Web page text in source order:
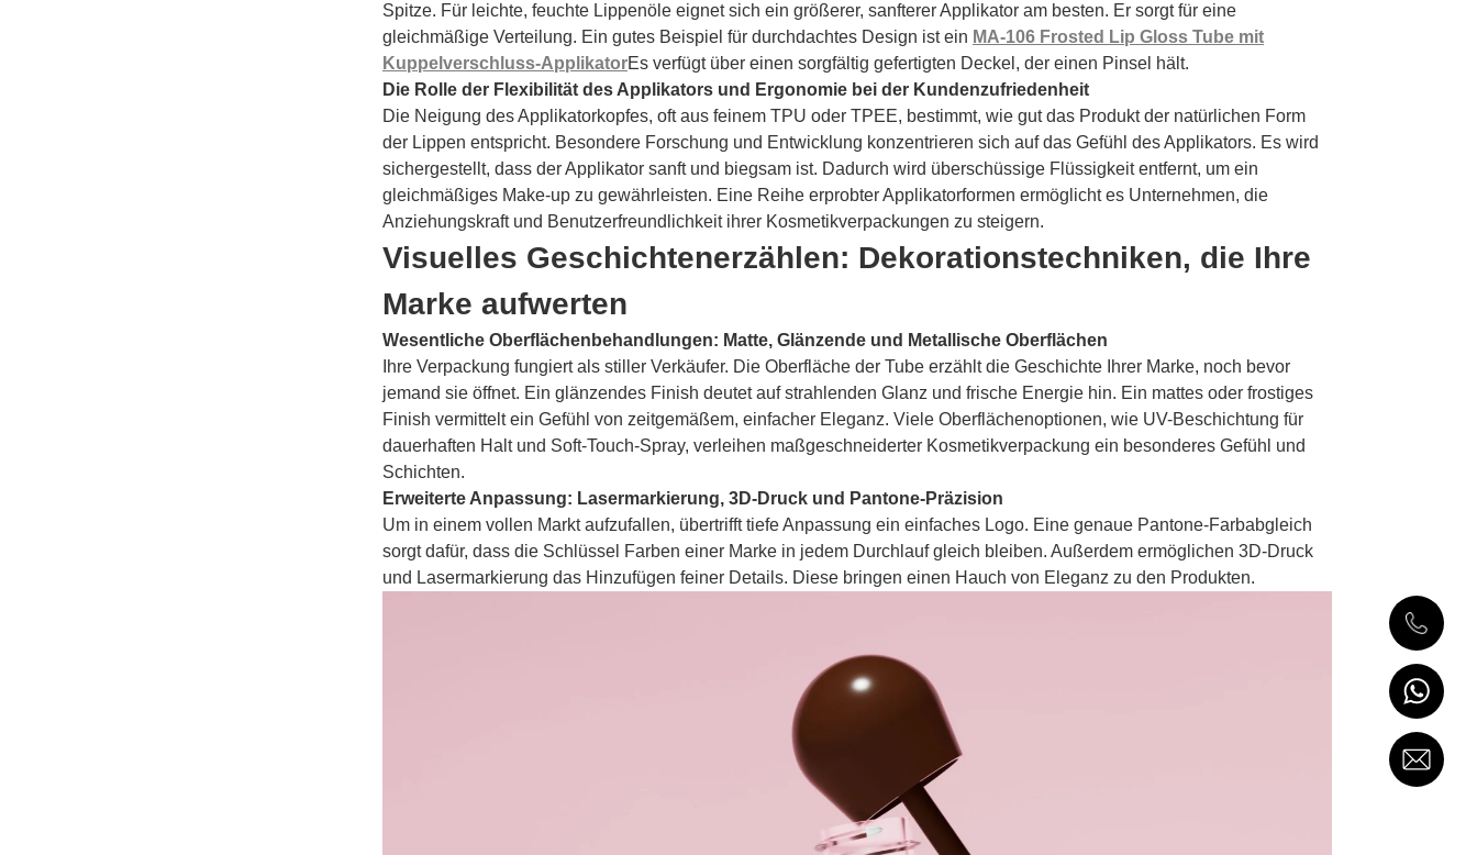
Spitze. Für leichte, feuchte Lippenöle eignet sich ein größerer, sanfterer Applikator am besten. Er sorgt für eine
gleichmäßige Verteilung. Ein gutes Beispiel für durchdachtes Design ist ein MA-106 Frosted Lip Gloss Tube mit
Kuppelverschluss-ApplikatorEs verfügt über einen sorgfältig gefertigten Deckel, der einen Pinsel hält.
Die Rolle der Flexibilität des Applikators und Ergonomie bei der Kundenzufriedenheit
Die Neigung des Applikatorkopfes, oft aus feinem TPU oder TPEE, bestimmt, wie gut das Produkt der natürlichen Form
der Lippen entspricht. Besondere Forschung und Entwicklung konzentrieren sich auf das Gefühl des Applikators. Es wird
sichergestellt, dass der Applikator sanft und biegsam ist. Dadurch wird überschüssige Flüssigkeit entfernt, um ein
gleichmäßiges Make-up zu gewährleisten. Eine Reihe erprobter Applikatorformen ermöglicht es Unternehmen, die
Anziehungskraft und Benutzerfreundlichkeit ihrer Kosmetikverpackungen zu steigern.
Visuelles Geschichtenerzählen: Dekorationstechniken, die Ihre
Marke aufwerten
Wesentliche Oberflächenbehandlungen: Matte, Glänzende und Metallische Oberflächen
Ihre Verpackung fungiert als stiller Verkäufer. Die Oberfläche der Tube erzählt die Geschichte Ihrer Marke, noch bevor
jemand sie öffnet. Ein glänzendes Finish deutet auf strahlenden Glanz und frische Energie hin. Ein mattes oder frostiges
Finish vermittelt ein Gefühl von zeitgemäßem, einfacher Eleganz. Viele Oberflächenoptionen, wie UV-Beschichtung für
dauerhaften Halt und Soft-Touch-Spray, verleihen maßgeschneiderter Kosmetikverpackung ein besonderes Gefühl und
Schichten.
Erweiterte Anpassung: Lasermarkierung, 3D-Druck und Pantone-Präzision
Um in einem vollen Markt aufzufallen, übertrifft tiefe Anpassung ein einfaches Logo. Eine genaue Pantone-Farbabgleich
sorgt dafür, dass die Schlüssel Farben einer Marke in jedem Durchlauf gleich bleiben. Außerdem ermöglichen 3D-Druck
und Lasermarkierung das Hinzufügen feiner Details. Diese bringen einen Hauch von Eleganz zu den Produkten.